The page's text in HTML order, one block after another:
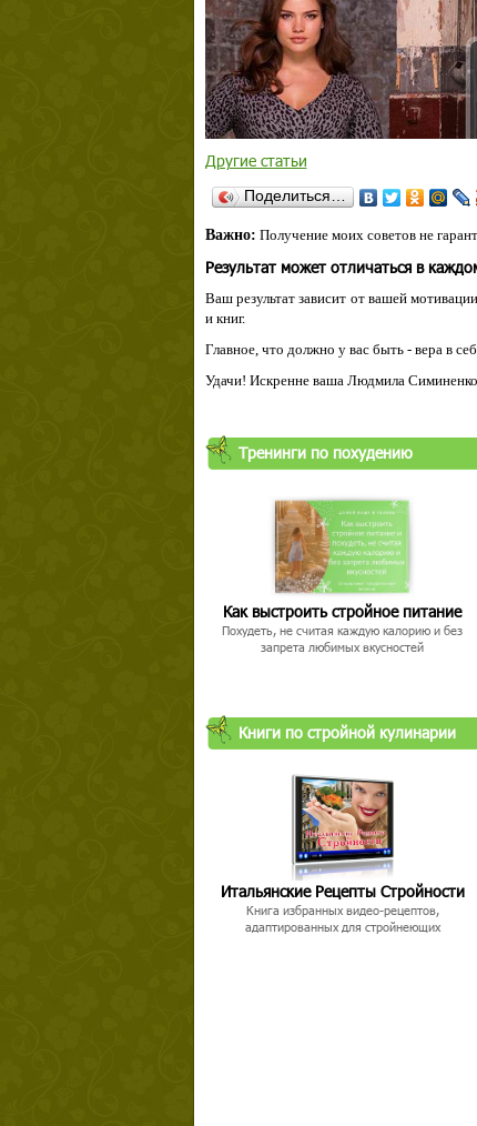
Другие статьи
Поделиться…
Важно: Получение моих советов не
Результат может отличаться в
Ваш результат зависит от вашей
и книг.
Главное, что должно у вас быть - вера в
Удачи! Искренне ваша Людмила
Тренинги по похудению
Как выстроить стройное питание
Похудеть, не считая каждую калорию и без
запрета любимых вкусностей
Книги по стройной кулинарии
Итальянские Рецепты Стройности
Книга избранных видео-рецептов,
адаптированных для стройнеющих